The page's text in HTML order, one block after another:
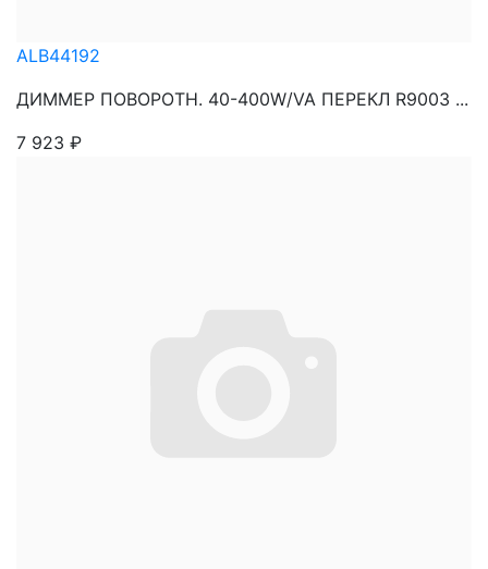
ALB44192
ДИММЕР ПОВОРОТН. 40-400W/VA ПЕРЕКЛ R9003 ...
7 923 ₽